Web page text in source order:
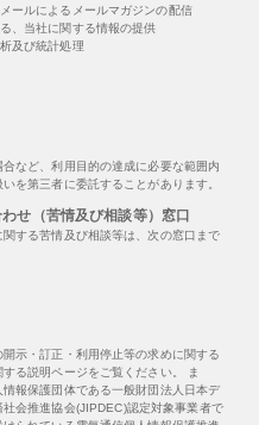
ールによるメールマガジンの配信
、当社に関する情報の提供
及び統計処理
など、利用目的の達成に必要な範囲内
を第三者に委託することがあります。
せ（苦情及び相談等）窓口
する苦情及び相談等は、次の窓口まで
示・訂正・利用停止等の求めに関する
る説明ページをご覧ください。 ま
報保護団体である一般財団法人日本デ
会推進協会(JIPDEC)認定対象事業者で